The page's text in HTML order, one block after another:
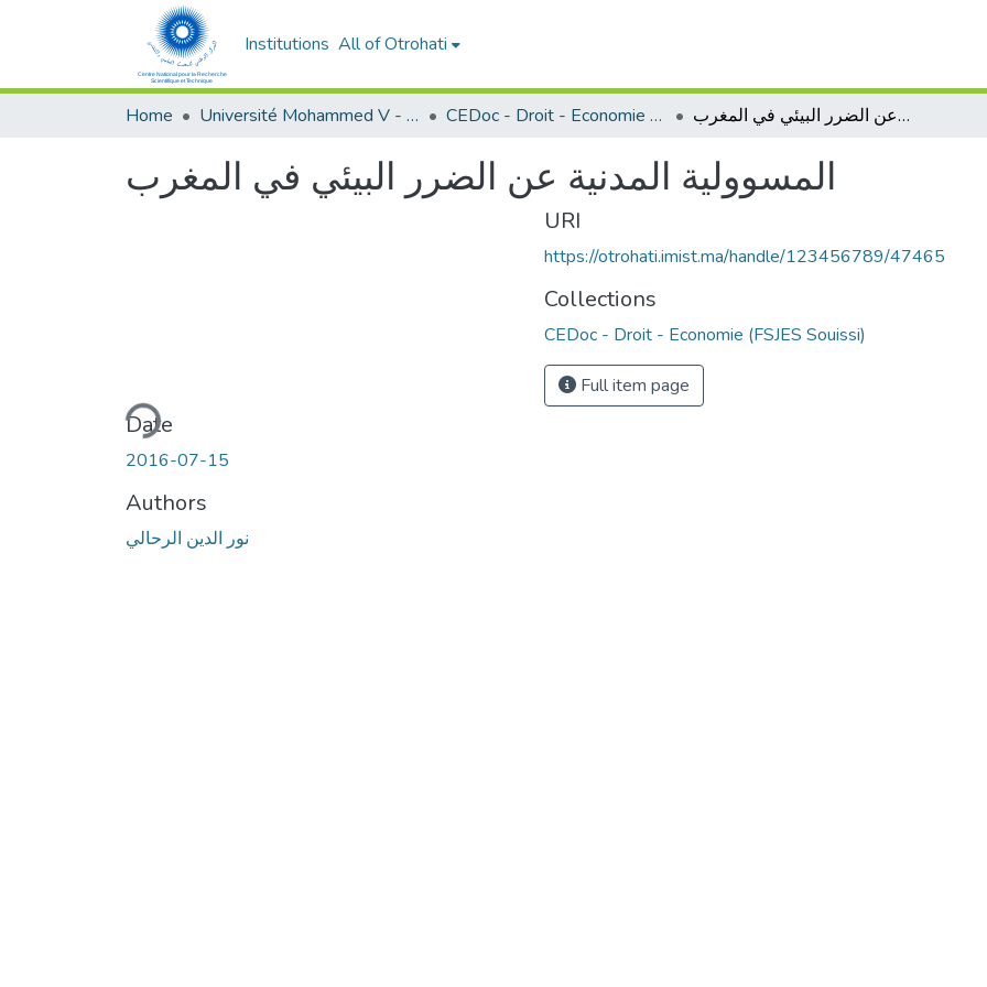
Institutions All of Otrohati
Home Université Mohammed V - Rabat CEDoc - Droit - Economie (FSJES Souissi) المسوولية المدنية عن الضرر البيئي في المغرب
المسوولية المدنية عن الضرر البيئي في المغرب
Loading...
Date
2016-07-15
Authors
نور الدين الرحالي
URI
https://otrohati.imist.ma/handle/123456789/47465
Collections
CEDoc - Droit - Economie (FSJES Souissi)
Full item page